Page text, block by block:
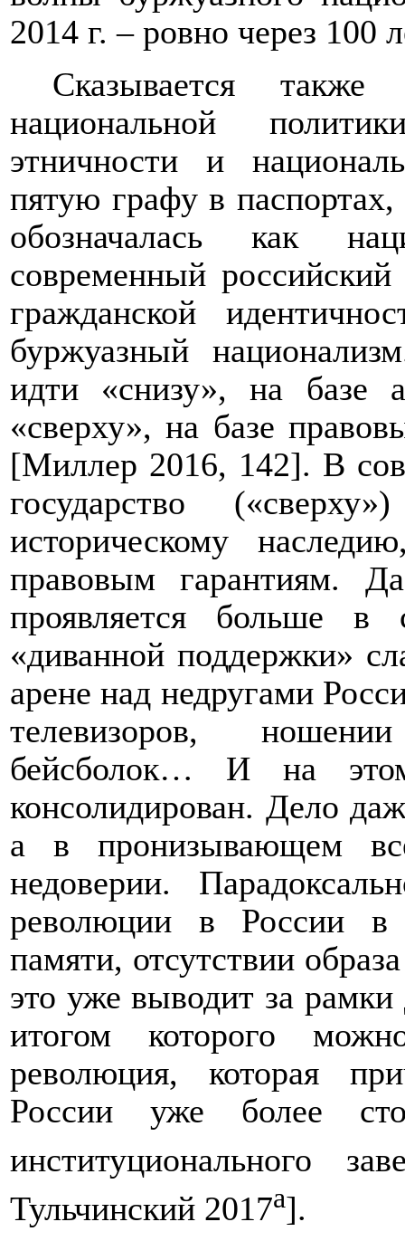
2014 г. – ровно через 100
Сказывается
национальной
этничности и
пятую графу в паспортах,
обозначалась как
современный
гражданской
буржуазный
идти «снизу», на базе
«сверху», на базе
[Миллер 2016, 142]. В
государство
историческому
правовым гарантиям.
проявляется больше в
«диванной поддержки»
арене над недругами
телевизоров,
бейсболок… И на
консолидирован. Дело
а в пронизывающем
недоверии.
революции в России в
памяти, отсутствии
это уже выводит за
итогом которого
революция, которая
России уже более
институционального
Тульчинский 2017а].